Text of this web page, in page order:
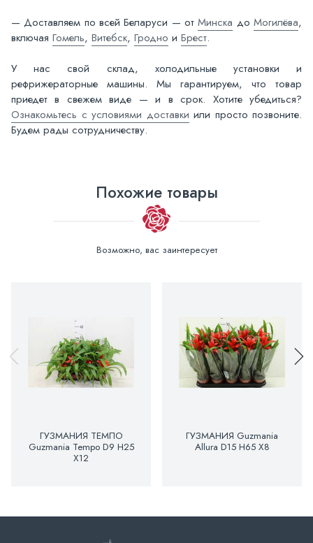
— Доставляем по всей Беларуси — отМинска доМогилёва,
включая Гомель, Витебск, Гродно и Брест.
У нас свой склад, холодильные установки и
рефрижераторные машины. Мы гарантируем, что товар
приедет в свежем виде — и в срок. Хотите убедиться?
Ознакомьтесь с условиями доставки или просто позвоните.
Будем рады сотрудничеству.
Похожие товары
Возможно, вас заинтересует
ГУЗМАНИЯ ТЕМПО
Guzmania Tempo D9 H25
X12
ГУЗМАНИЯ Guzmania
Allura D15 H65 X8